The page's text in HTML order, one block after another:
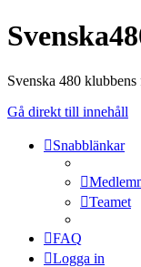
Svenska 480
Gå direkt till innehåll
Snabblänkar
Teamet
FAQ
Logga in